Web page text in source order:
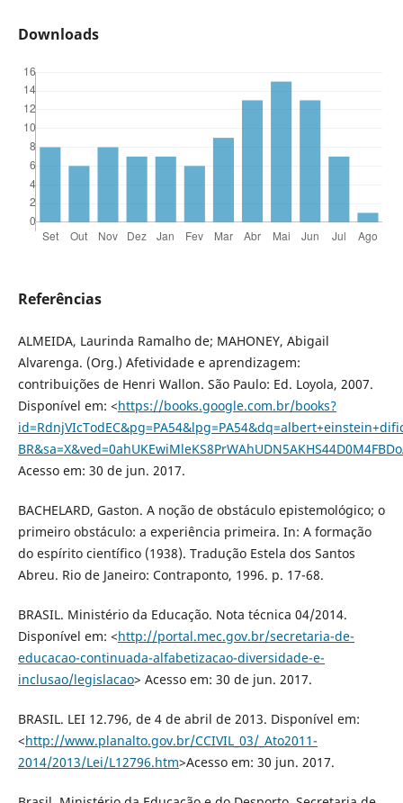
Downloads
Referências
ALMEIDA, Laurinda Ramalho de; MAHONEY, Abigail
Alvarenga. (Org.) Afetividade e aprendizagem:
contribuições de Henri Wallon. São Paulo: Ed. Loyola, 2007.
Disponível em: <https://books.google.com.br/books?
Acesso em: 30 de jun. 2017.
BACHELARD, Gaston. A noção de obstáculo epistemológico; o
primeiro obstáculo: a experiência primeira. In: A formação
do espírito científico (1938). Tradução Estela dos Santos
Abreu. Rio de Janeiro: Contraponto, 1996. p. 17-68.
BRASIL. Ministério da Educação. Nota técnica 04/2014.
Disponível em: <http://portal.mec.gov.br/secretaria-de-
educacao-continuada-alfabetizacao-diversidade-e-
inclusao/legislacao> Acesso em: 30 de jun. 2017.
BRASIL. LEI 12.796, de 4 de abril de 2013. Disponível em:
<http://www.planalto.gov.br/CCIVIL_03/_Ato2011-
2014/2013/Lei/L12796.htm>Acesso em: 30 jun. 2017.